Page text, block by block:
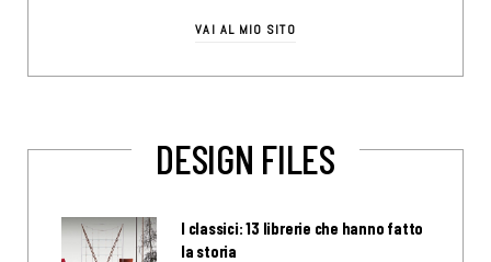
VAI AL MIO SITO
DESIGN FILES
I classici: 13 librerie che hanno fatto
la storia